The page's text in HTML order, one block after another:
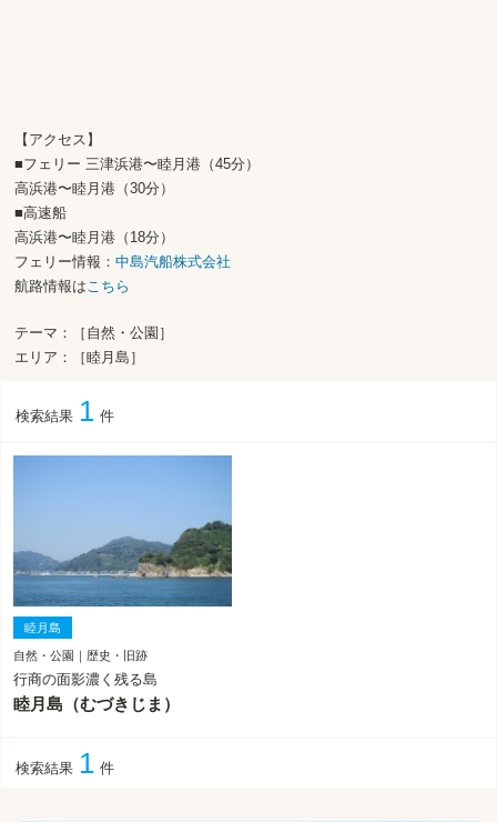
【アクセス】
■フェリー 三津浜港〜睦月港（45分）
高浜港〜睦月港（30分）
■高速船
高浜港〜睦月港（18分）
フェリー情報：中島汽船株式会社
航路情報はこちら
テーマ：［自然・公園］
エリア：［睦月島］
検索結果 1 件
睦月島
自然・公園｜歴史・旧跡
行商の面影濃く残る島
睦月島（むづきじま）
検索結果 1 件